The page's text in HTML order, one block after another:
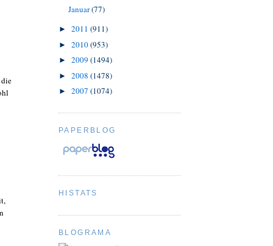
Januar(77)
► 2011 (911)
► 2010(953)
► 2009 (1494)
► 2008 (1478)
► 2007 (1074)
PAPERBLOG
HISTATS
BLOGRAMA